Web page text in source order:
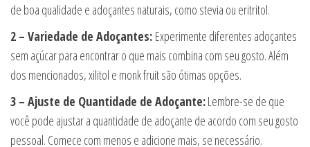
de boa qualidade e adoçantes naturais, como stevia ou eritritol.
2 – Variedade de Adoçantes: Experimente diferentes adoçantes
sem açúcar para encontrar o que mais combina com seu gosto. Além
dos mencionados, xilitol e monk fruit são ótimas opções.
3 – Ajuste de Quantidade de Adoçante:Lembre-se de que
você pode ajustar a quantidade de adoçante de acordo com seu gosto
pessoal. Comece com menos e adicione mais, se necessário.